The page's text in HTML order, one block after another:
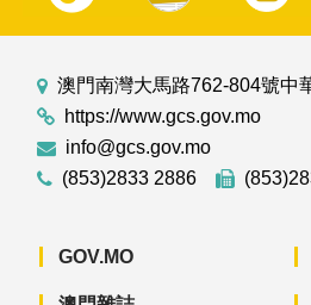
澳門南灣大馬路762-804號中
https://www.gcs.gov.mo
info@gcs.gov.mo
(853)2833 2886
GOV.MO